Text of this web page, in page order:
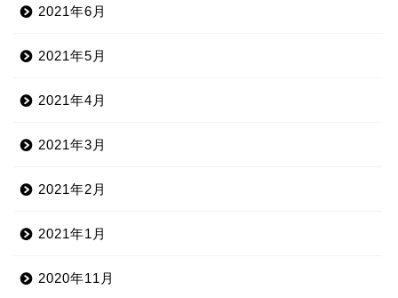
2021年6月
2021年5月
2021年4月
2021年3月
2021年2月
2021年1月
2020年11月